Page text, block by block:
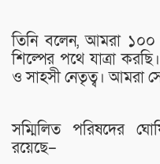
তিনি বলেন, আমরা ১০০
শিল্পের পথে যাত্রা
ও সাহসী নেতৃত্ব। আমরা
সম্মিলিত পরিষদের
রয়েছে–